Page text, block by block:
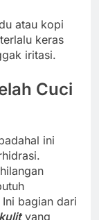
atau kopi
keras
iritasi.
Cuci
ini
bagian dari
yang